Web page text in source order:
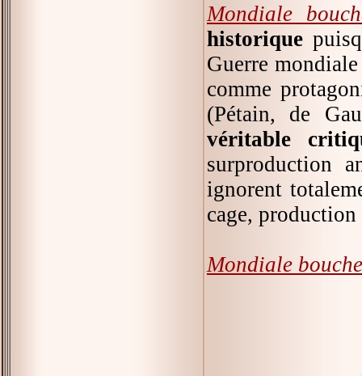
Mondiale
historique
Guerre
comme
(Pétain, de
véritable
surproduction
ignorent
cage,
Mondiale